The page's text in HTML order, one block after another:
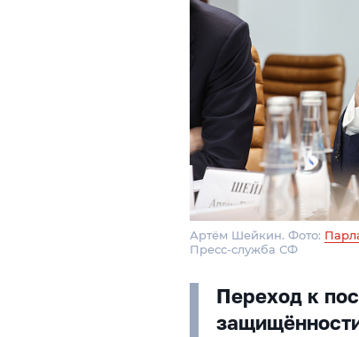
Артём Шейкин. Фото:
Пресс-служба СФ
Переход к